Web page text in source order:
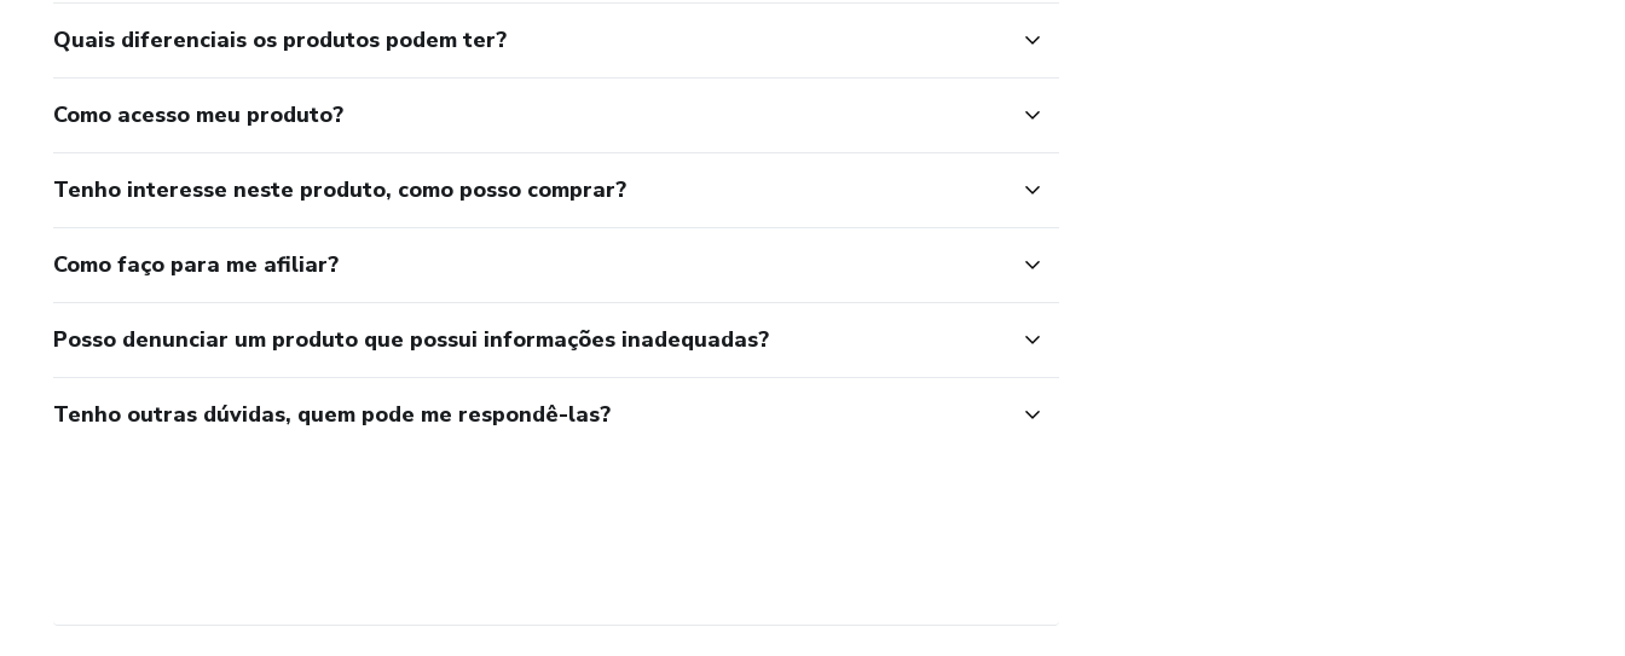
Quais diferenciais os produtos podem ter?
Como acesso meu produto?
Tenho interesse neste produto, como posso comprar?
Como faço para me afiliar?
Posso denunciar um produto que possui informações inadequadas?
Tenho outras dúvidas, quem pode me respondê-las?